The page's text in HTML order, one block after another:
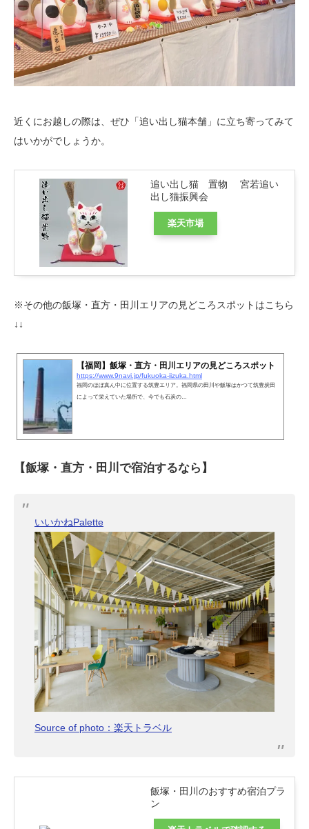
近くにお越しの際は、ぜひ「追い出し猫本舗」に立ち寄ってみて
はいかがでしょうか。
追い出し猫 置物 宮若追い
出し猫振興会
楽天市場
※その他の飯塚・直方・田川エリアの見どころスポットはこちら
↓↓
【福岡】飯塚・直方・田川エリアの見どころスポット
https://www.9navi.jp/fukuoka-iizuka.html
福岡のほぼ真ん中に位置する筑豊エリア。福岡県の田川や飯塚はかつて筑豊炭田
によって栄えていた場所で、今でも石炭の…
【飯塚・直方・田川で宿泊するなら】
いいかねPalette
Source of photo：楽天トラベル
飯塚・田川のおすすめ宿泊プラ
ン